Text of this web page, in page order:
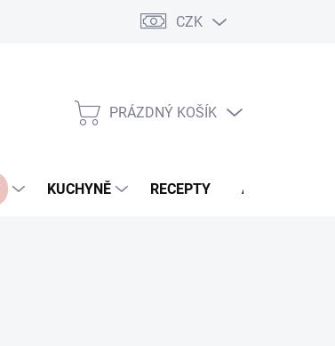
FAQ - často kladené otázky
CZK
NÁKUPNÍ
PRÁZDNÝ KOŠÍK
KUCHYNĚ RECEPTY ASIA BLOG